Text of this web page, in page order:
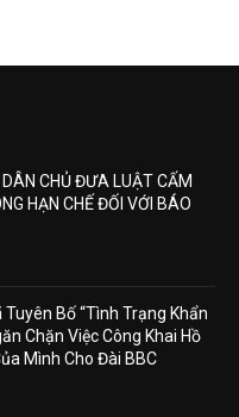
CHỦ ĐƯA LUẬT CẤM
HẠN CHẾ ĐỐI VỚI BÁO
Bố “Tình Trạng Khẩn
Chặn Việc Công Khai Hồ
Mình Cho Đài BBC